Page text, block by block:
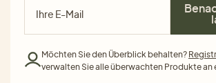
Möchten Sie den Überblick behalten?
verwalten Sie alle überwachten Produkte an